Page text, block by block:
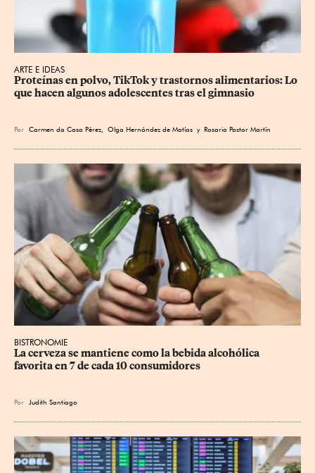
ARTE E IDEAS
Proteínas en polvo, TikTok y trastornos alimentarios: Lo
que hacen algunos adolescentes tras el gimnasio
Por Carmen da Casa Pérez Olga Hernández de Matías y Rosario Pastor Martín
BISTRONOMIE
La cerveza se mantiene como la bebida alcohólica
favorita en 7 de cada 10 consumidores
Por Judith Santiago